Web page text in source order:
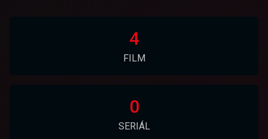
4
FILM
0
SERIÁL